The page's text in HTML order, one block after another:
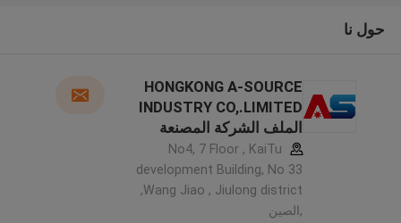
حول نا
HONGKONG A-SOURCE
INDUSTRY CO,.LIMITED
الملف الشركة المصنعة
No4, 7 Floor , KaiTu
development Building, No 33
,Wang Jiao , Jiulong district
,الصين